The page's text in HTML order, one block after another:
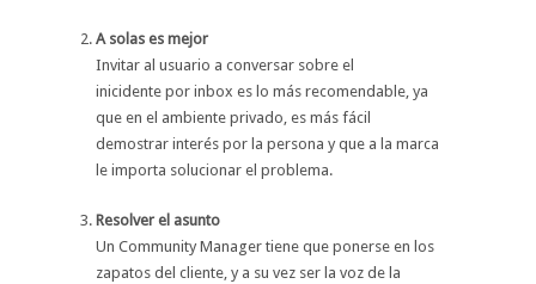
A solas es mejor
Invitar al usuario a conversar sobre el
inicidente por inbox es lo más recomendable, ya
que en el ambiente privado, es más fácil
demostrar interés por la persona y que a la marca
le importa solucionar el problema.
Resolver el asunto
Un Community Manager tiene que ponerse en los
zapatos del cliente, y a su vez ser la voz de la